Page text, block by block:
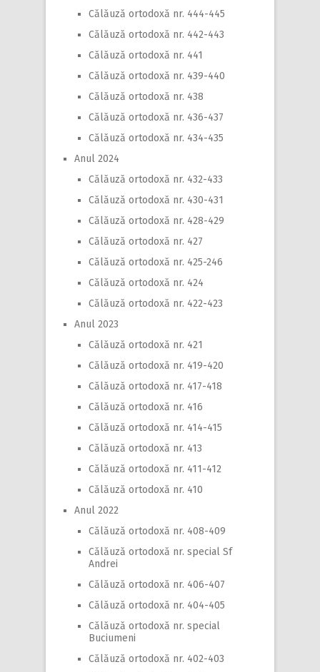
Călăuză ortodoxă nr. 444-445
Călăuză ortodoxă nr. 442-443
Călăuză ortodoxă nr. 441
Călăuză ortodoxă nr. 439-440
Călăuză ortodoxă nr. 438
Călăuză ortodoxă nr. 436-437
Călăuză ortodoxă nr. 434-435
Anul 2024
Călăuză ortodoxă nr. 432-433
Călăuză ortodoxă nr. 430-431
Călăuză ortodoxă nr. 428-429
Călăuză ortodoxă nr. 427
Călăuză ortodoxă nr. 425-246
Călăuză ortodoxă nr. 424
Călăuză ortodoxă nr. 422-423
Anul 2023
Călăuză ortodoxă nr. 421
Călăuză ortodoxă nr. 419-420
Călăuză ortodoxă nr. 417-418
Călăuză ortodoxă nr. 416
Călăuză ortodoxă nr. 414-415
Călăuză ortodoxă nr. 413
Călăuză ortodoxă nr. 411-412
Călăuză ortodoxă nr. 410
Anul 2022
Călăuză ortodoxă nr. 408-409
Călăuză ortodoxă nr. special Sf
Andrei
Călăuză ortodoxă nr. 406-407
Călăuză ortodoxă nr. 404-405
Călăuză ortodoxă nr. special
Buciumeni
Călăuză ortodoxă nr. 402-403